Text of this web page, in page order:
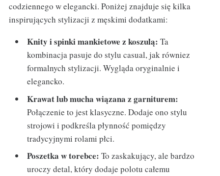
codziennego w elegancki. Poniżej znajduje się kilka
inspirujących stylizacji z męskimi dodatkami:
Knity i spinki mankietowe z koszulą: Ta
kombinacja pasuje do stylu casual, jak równiez
formalnych stylizacji. Wygląda oryginalnie i
elegancko.
Krawat lub mucha wiązana z garniturem:
Połączenie to jest klasyczne. Dodaje ono stylu
strojowi i podkreśla płynność pomiędzy
tradycyjnymi rolami płci.
Poszetka w torebce: To zaskakujący, ale bardzo
uroczy detal, który dodaje polotu całemu